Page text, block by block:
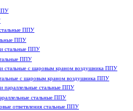
ППУ
ППУ
с шаровым краном воздушника ППУ
стальные ППУ